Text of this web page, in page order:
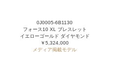
0J0005-6B1130
フォース10 XL ブレスレット
イエローゴールド ダイヤモンド
￥5,324,000
メディア掲載モデル